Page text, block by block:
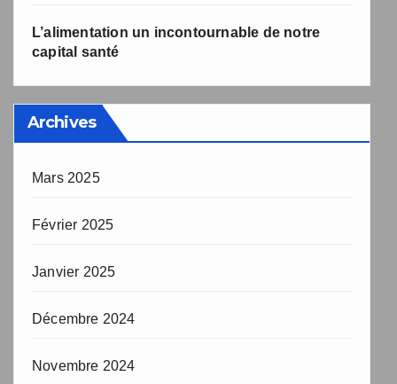
L’alimentation un incontournable de notre
capital santé
Archives
Mars 2025
Février 2025
Janvier 2025
Décembre 2024
Novembre 2024